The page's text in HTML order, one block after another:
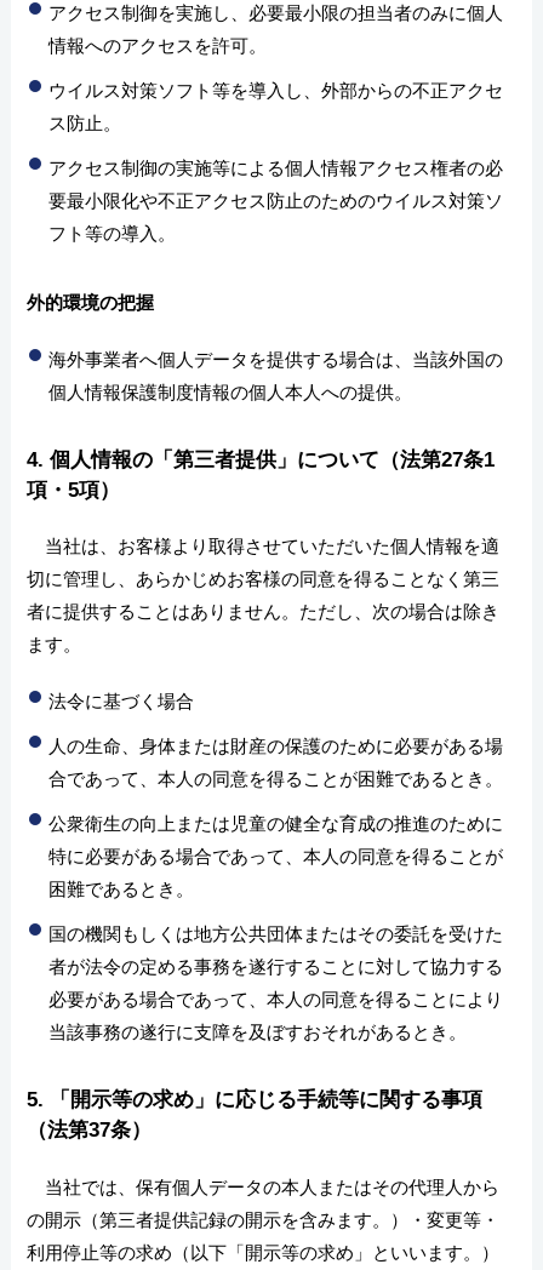
アクセス制御を実施し、必要最小限の担当者のみに個人
情報へのアクセスを許可。
ウイルス対策ソフト等を導入し、外部からの不正アクセ
ス防止。
アクセス制御の実施等による個人情報アクセス権者の必
要最小限化や不正アクセス防止のためのウイルス対策ソ
フト等の導入。
外的環境の把握
海外事業者へ個人データを提供する場合は、当該外国の
個人情報保護制度情報の個人本人への提供。
4. 個人情報の「第三者提供」について（法第27条1
項・5項）
当社は、お客様より取得させていただいた個人情報を適
切に管理し、あらかじめお客様の同意を得ることなく第三
者に提供することはありません。ただし、次の場合は除き
ます。
法令に基づく場合
人の生命、身体または財産の保護のために必要がある場
合であって、本人の同意を得ることが困難であるとき。
公衆衛生の向上または児童の健全な育成の推進のために
特に必要がある場合であって、本人の同意を得ることが
困難であるとき。
国の機関もしくは地方公共団体またはその委託を受けた
者が法令の定める事務を遂行することに対して協力する
必要がある場合であって、本人の同意を得ることにより
当該事務の遂行に支障を及ぼすおそれがあるとき。
5. 「開示等の求め」に応じる手続等に関する事項
（法第37条）
当社では、保有個人データの本人またはその代理人から
の開示（第三者提供記録の開示を含みます。）・変更等・
利用停止等の求め（以下「開示等の求め」といいます。）